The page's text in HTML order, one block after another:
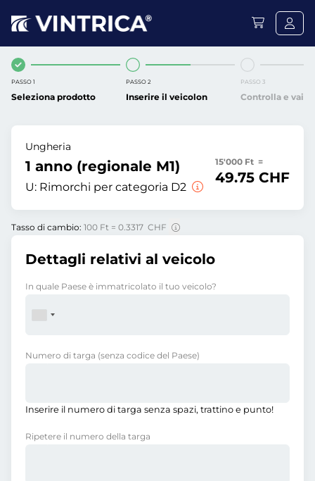
PASSO 1
Seleziona prodotto
PASSO 2
Inserire il veicolon
PASSO 3
Controlla e vai
Ungheria
1 anno (regionale M1)
U: Rimorchi per categoria D2
15'000 Ft =
49.75 CHF
Tasso di cambio: 100 Ft = 0.3317 CHF
Dettagli relativi al veicolo
In quale Paese è immatricolato il tuo veicolo?
Numero di targa (senza codice del Paese)
Inserire il numero di targa senza spazi, trattino e punto!
Ripetere il numero della targa